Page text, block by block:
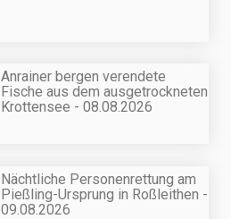
Anrainer bergen verendete
Fische aus dem ausgetrockneten
Krottensee - 08.08.2026
Nächtliche Personenrettung am
Pießling-Ursprung in Roßleithen -
09.08.2026